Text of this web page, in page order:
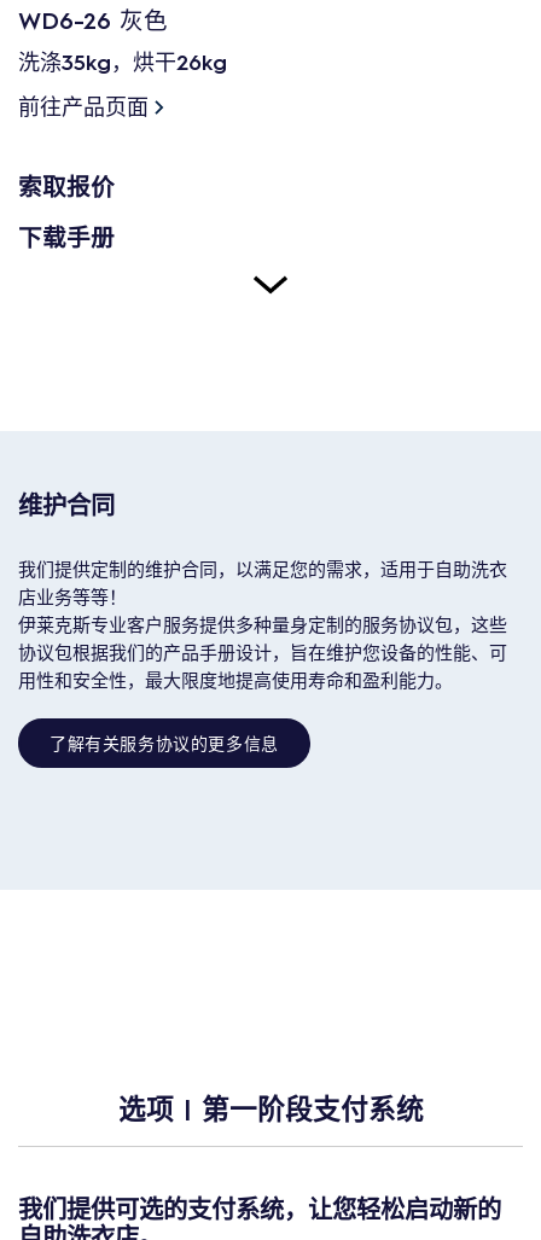
WD6-26 灰色
洗涤35kg，烘干26kg
前往产品页面
索取报价
下载手册
维护合同
我们提供定制的维护合同，以满足您的需求，适用于自助洗衣
店业务等等！
伊莱克斯专业客户服务提供多种量身定制的服务协议包，这些
协议包根据我们的产品手册设计，旨在维护您设备的性能、可
用​​性和安全性，最大限度地提高使用寿命和盈利能力。
了解有关服务协议的更多信息
选项 | 第一阶段支付系统
我们提供可选的支付系统，让您轻松启动新的